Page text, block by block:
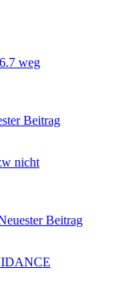
weg
Beitrag
nicht
Beitrag